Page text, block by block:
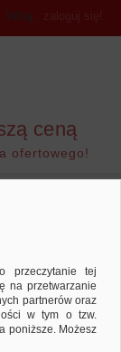
ceną
ofertowego!
Witaj ,
do rzutników
APLI, A4, do
przeczytanie tej
na przetwarzanie
partnerów oraz
w tym o tzw.
poniższe. Możesz